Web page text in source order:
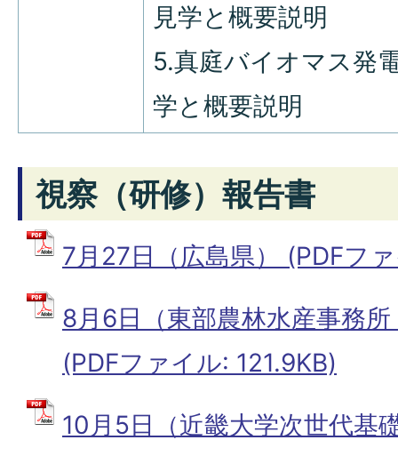
見学と概要説明
5.真庭バイオマス発
学と概要説明
視察（研修）報告書
7月27日（広島県） (PDFフ
8月6日（東部農林水産事務
(PDFファイル: 121.9KB)
10月5日（近畿大学次世代基